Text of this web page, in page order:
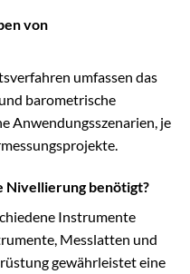
von
umfassen das
barometrische
Anwendungsszenarien, je
Nivellierung benötigt?
Instrumente
Messlatten und
gewährleistet eine